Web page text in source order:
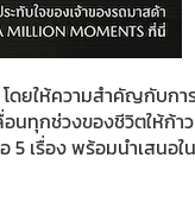
ยให้ความสำคัญกับการ
นทุกช่วงของชีวิตให้ก้าว
เรื่อง พร้อมนำเสนอใ